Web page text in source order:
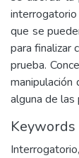
que se
para finalizar
prueba.
alguna de las
Keywords
Interrogatorio,